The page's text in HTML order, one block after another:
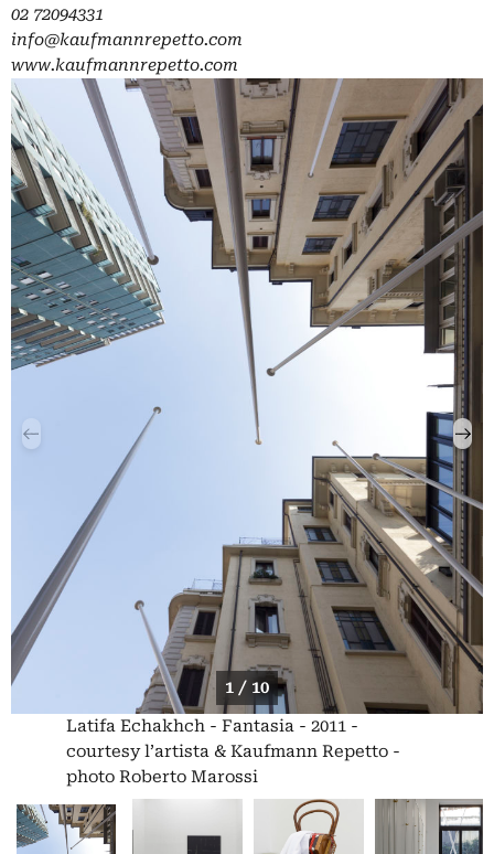
02 72094331
info@kaufmannrepetto.com
www.kaufmannrepetto.com
1 / 10
Latifa Echakhch - Fantasia - 2011 -
courtesy l’artista & Kaufmann Repetto -
photo Roberto Marossi